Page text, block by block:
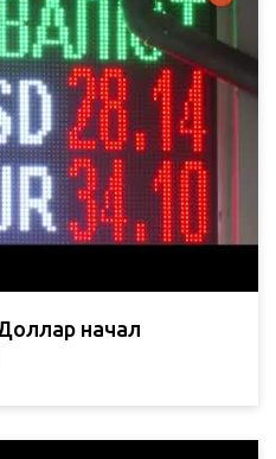
начал